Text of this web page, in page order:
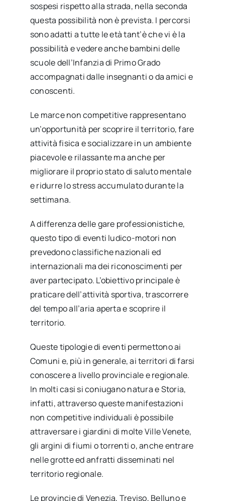
sospesi rispetto alla strada, nella seconda
questa possibilità non è prevista. I percorsi
sono adatti a tutte le età tant’è che vi è la
possibilità e vedere anche bambini delle
scuole dell’Infanzia di Primo Grado
accompagnati dalle insegnanti o da amici e
conoscenti.
Le marce non competitive rappresentano
un’opportunità per scoprire il territorio, fare
attività fisica e socializzare in un ambiente
piacevole e rilassante ma anche per
migliorare il proprio stato di saluto mentale
e ridurre lo stress accumulato durante la
settimana.
A differenza delle gare professionistiche,
questo tipo di eventi ludico-motori non
prevedono classifiche nazionali ed
internazionali ma dei riconoscimenti per
aver partecipato. L’obiettivo principale è
praticare dell’attività sportiva, trascorrere
del tempo all’aria aperta e scoprire il
territorio.
Queste tipologie di eventi permettono ai
Comuni e, più in generale, ai territori di farsi
conoscere a livello provinciale e regionale.
In molti casi si coniugano natura e Storia,
infatti, attraverso queste manifestazioni
non competitive individuali è possibile
attraversare i giardini di molte Ville Venete,
gli argini di fiumi o torrenti o, anche entrare
nelle grotte ed anfratti disseminati nel
territorio regionale.
Le provincie di Venezia, Treviso, Belluno e